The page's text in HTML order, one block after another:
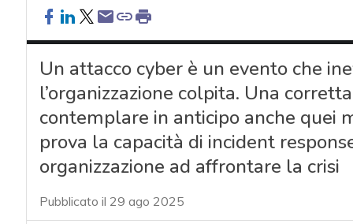
Un attacco cyber è un evento che
l’organizzazione colpita. Una
contemplare in anticipo anche quei
prova la capacità di incident
organizzazione ad affrontare la crisi
Pubblicato il 29 ago 2025